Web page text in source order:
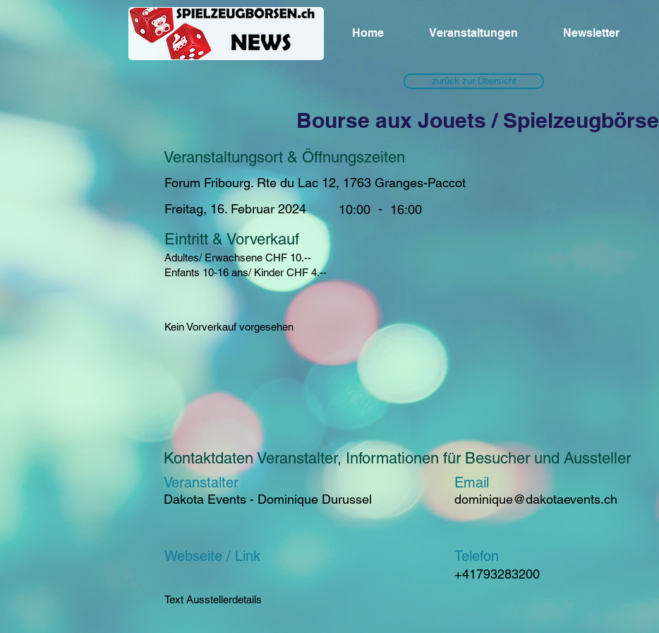
Home Veranstaltungen Newsletter
zurück zur Übersicht
Bourse aux Jouets / Spielzeugbörse
Veranstaltungsort & Öffnungszeiten
Forum Fribourg. Rte du Lac 12, 1763 Granges-Paccot
Freitag, 16. Februar 2024
-
Eintritt & Vorverkauf
Adultes/ Erwachsene CHF 10.--
Enfants 10-16 ans/ Kinder CHF 4.--
Kein Vorverkauf vorgesehen
Kontaktdaten Veranstalter, Informationen für Besucher und Aussteller
Veranstalter
Dakota Events - Dominique Durussel
Email
dominique@dakotaevents.ch
Webseite / Link Telefon
+41793283200
Text Ausstellerdetails